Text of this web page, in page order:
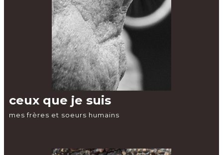
ceux que je suis
mes frères et soeurs humains